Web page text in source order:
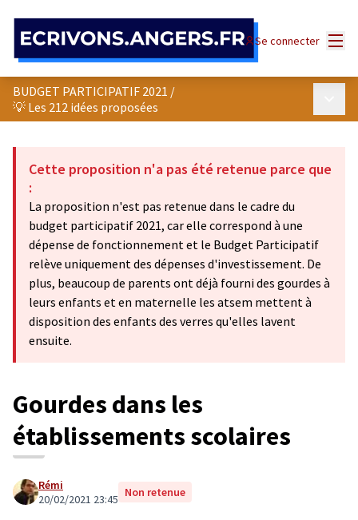
Se connecter
BUDGET PARTICIPATIF 2021 /
💡 Les 212 idées proposées
Cette proposition n'a pas été retenue parce que
:
La proposition n'est pas retenue dans le cadre du
budget participatif 2021, car elle correspond à une
dépense de fonctionnement et le Budget Participatif
relève uniquement des dépenses d'investissement. De
plus, beaucoup de parents ont déjà fourni des gourdes à
leurs enfants et en maternelle les atsem mettent à
disposition des enfants des verres qu'elles lavent
ensuite.
Gourdes dans les
établissements scolaires
Rémi
20/02/2021 23:45 Non retenue